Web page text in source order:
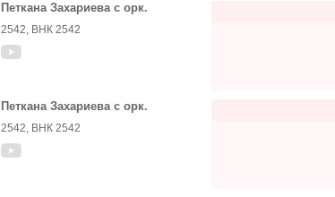
Петкана Захариева с орк.
2542, ВНК 2542
Петкана Захариева с орк.
2542, ВНК 2542